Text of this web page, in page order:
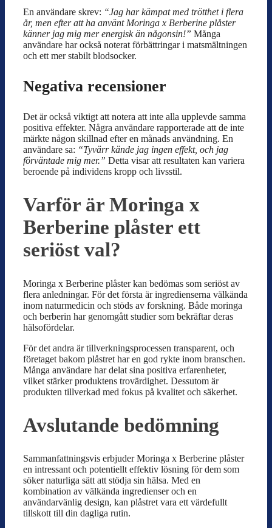
En användare skrev: “Jag har kämpat med trötthet i flera
år, men efter att ha använt Moringa x Berberine plåster
känner jag mig mer energisk än någonsin!” Många
användare har också noterat förbättringar i matsmältningen
och ett mer stabilt blodsocker.
Negativa recensioner
Det är också viktigt att notera att inte alla upplevde samma
positiva effekter. Några användare rapporterade att de inte
märkte någon skillnad efter en månads användning. En
användare sa: “Tyvärr kände jag ingen effekt, och jag
förväntade mig mer.” Detta visar att resultaten kan variera
beroende på individens kropp och livsstil.
Varför är Moringa x
Berberine plåster ett
seriöst val?
Moringa x Berberine plåster kan bedömas som seriöst av
flera anledningar. För det första är ingredienserna välkända
inom naturmedicin och stöds av forskning. Både moringa
och berberin har genomgått studier som bekräftar deras
hälsofördelar.
För det andra är tillverkningsprocessen transparent, och
företaget bakom plåstret har en god rykte inom branschen.
Många användare har delat sina positiva erfarenheter,
vilket stärker produktens trovärdighet. Dessutom är
produkten tillverkad med fokus på kvalitet och säkerhet.
Avslutande bedömning
Sammanfattningsvis erbjuder Moringa x Berberine plåster
en intressant och potentiellt effektiv lösning för dem som
söker naturliga sätt att stödja sin hälsa. Med en
kombination av välkända ingredienser och en
användarvänlig design, kan plåstret vara ett värdefullt
tillskott till din dagliga rutin.